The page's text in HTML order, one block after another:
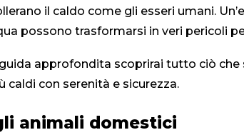
il caldo come gli esseri umani.
possono trasformarsi in veri pericoli
approfondita scoprirai tutto ciò
caldi con serenità e sicurezza.
animali domestici